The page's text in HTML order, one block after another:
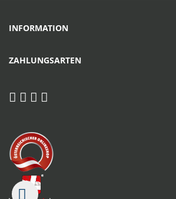
INFORMATION
ZAHLUNGSARTEN